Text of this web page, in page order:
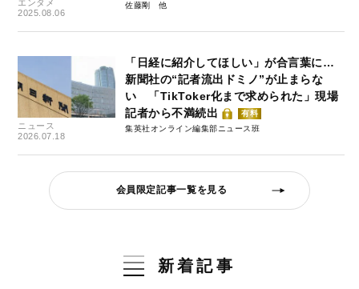
エンタメ
2025.08.06
佐藤剛
ニュース
2026.07.18
「日経に紹介してほしい」が合言葉に…
新聞社の“記者流出ドミノ”が止まらな
い 「TikToker化まで求められた」現場
記者から不満続出
有料
集英社オンライン編集部ニュース班
会員限定記事一覧を見る
新着記事